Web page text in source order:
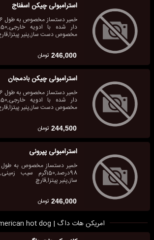
استرامبولی چیکن اسفناج
مخصوص دست ساز,پنیر
246,000 تومان
استرامبولی چیکن بادمجان
مخصوص دست ساز,پنیر
244,500 تومان
استرامبولی پپرونی
98درصد,150گرم
ساز,پنیر پیتزا,قارچ
246,000 تومان
امریکن هات داگ | American hot dog